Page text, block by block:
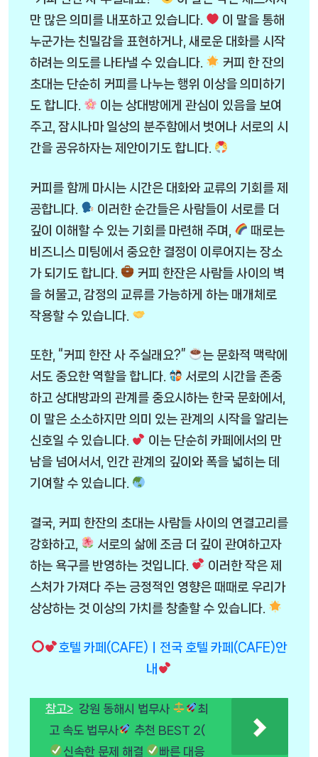
만 많은 의미를 내포하고 있습니다.
이 말을 통해
누군가는 친밀감을 표현하거나, 새로운 대화를 시작
하려는 의도를 나타낼 수 있습니다.
커피 한 잔의
초대는 단순히 커피를 나누는 행위 이상을 의미하기
도 합니다.
이는 상대방에게 관심이 있음을 보여
주고, 잠시나마 일상의 분주함에서 벗어나 서로의 시
간을 공유하자는 제안이기도 합니다.
커피를 함께 마시는 시간은 대화와 교류의 기회를 제
공합니다.
이러한 순간들은 사람들이 서로를 더
깊이 이해할 수 있는 기회를 마련해 주며,
때로는
비즈니스 미팅에서 중요한 결정이 이루어지는 장소
가 되기도 합니다.
커피 한잔은 사람들 사이의 벽
을 허물고, 감정의 교류를 가능하게 하는 매개체로
작용할 수 있습니다.
또한, “커피 한잔 사 주실래요?”
는 문화적 맥락에
서도 중요한 역할을 합니다.
서로의 시간을 존중
하고 상대방과의 관계를 중요시하는 한국 문화에서,
이 말은 소소하지만 의미 있는 관계의 시작을 알리는
신호일 수 있습니다.
이는 단순히 카페에서의 만
남을 넘어서서, 인간 관계의 깊이와 폭을 넓히는 데
기여할 수 있습니다.
결국, 커피 한잔의 초대는 사람들 사이의 연결고리를
강화하고,
서로의 삶에 조금 더 깊이 관여하고자
하는 욕구를 반영하는 것입니다.
이러한 작은 제
스처가 가져다 주는 긍정적인 영향은 때때로 우리가
상상하는 것 이상의 가치를 창출할 수 있습니다.
호텔 카페(CAFE)ㅣ전국 호텔 카페(CAFE)안
내
참고> 강원 동해시 법무사
최
고 속도 법무사
추천 BEST 2(
신속한 문제 해결
빠른 대응